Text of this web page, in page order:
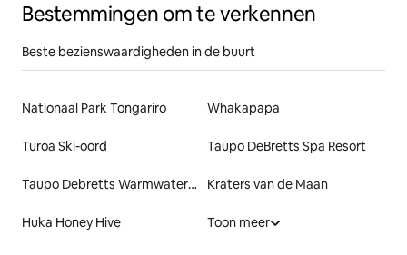
Bestemmingen om te verkennen
Beste bezienswaardigheden in de buurt
Nationaal Park Tongariro Whakapapa
Turoa Ski-oord Taupo DeBretts Spa Resort
Taupo Debretts Warmwaterbronnen Kraters van de Maan
Huka Honey Hive Toon meer